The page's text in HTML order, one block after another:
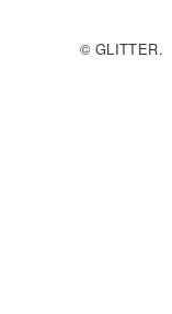
© GLITTER.